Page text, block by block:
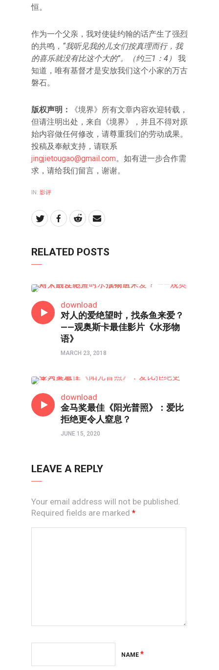
恒。
作为一个父亲，我对使徒约翰的话产生了强烈
的共鸣， “我听见我的儿女们按真理而行，我
的喜乐就没有比这个大的”。（约三1：4）
我
知道，唯有基督才是安放我们这个小家的万古
磐石。
版权声明：
《境界》所有文章内容欢迎转载，
但请注明出处，来自《境界》，并且不得对原
始内容做任何修改，请尊重我们的劳动成果。
投稿及奉献支持，请联系
jingjietougao@gmail.com。如有进一步合作需
求，请给我们留言，谢谢。
IN: 影评
RELATED POSTS
download
对人的爱绝望时，找条鱼来爱？
——观奥斯卡最佳影片《水形物
语》
MARCH 23, 2018
download
金马奖最佳《阳光普照》：爱比
拒绝更令人窒息？
JUNE 15, 2020
LEAVE A REPLY
Your email address will not be published.
Required fields are marked *
NAME *